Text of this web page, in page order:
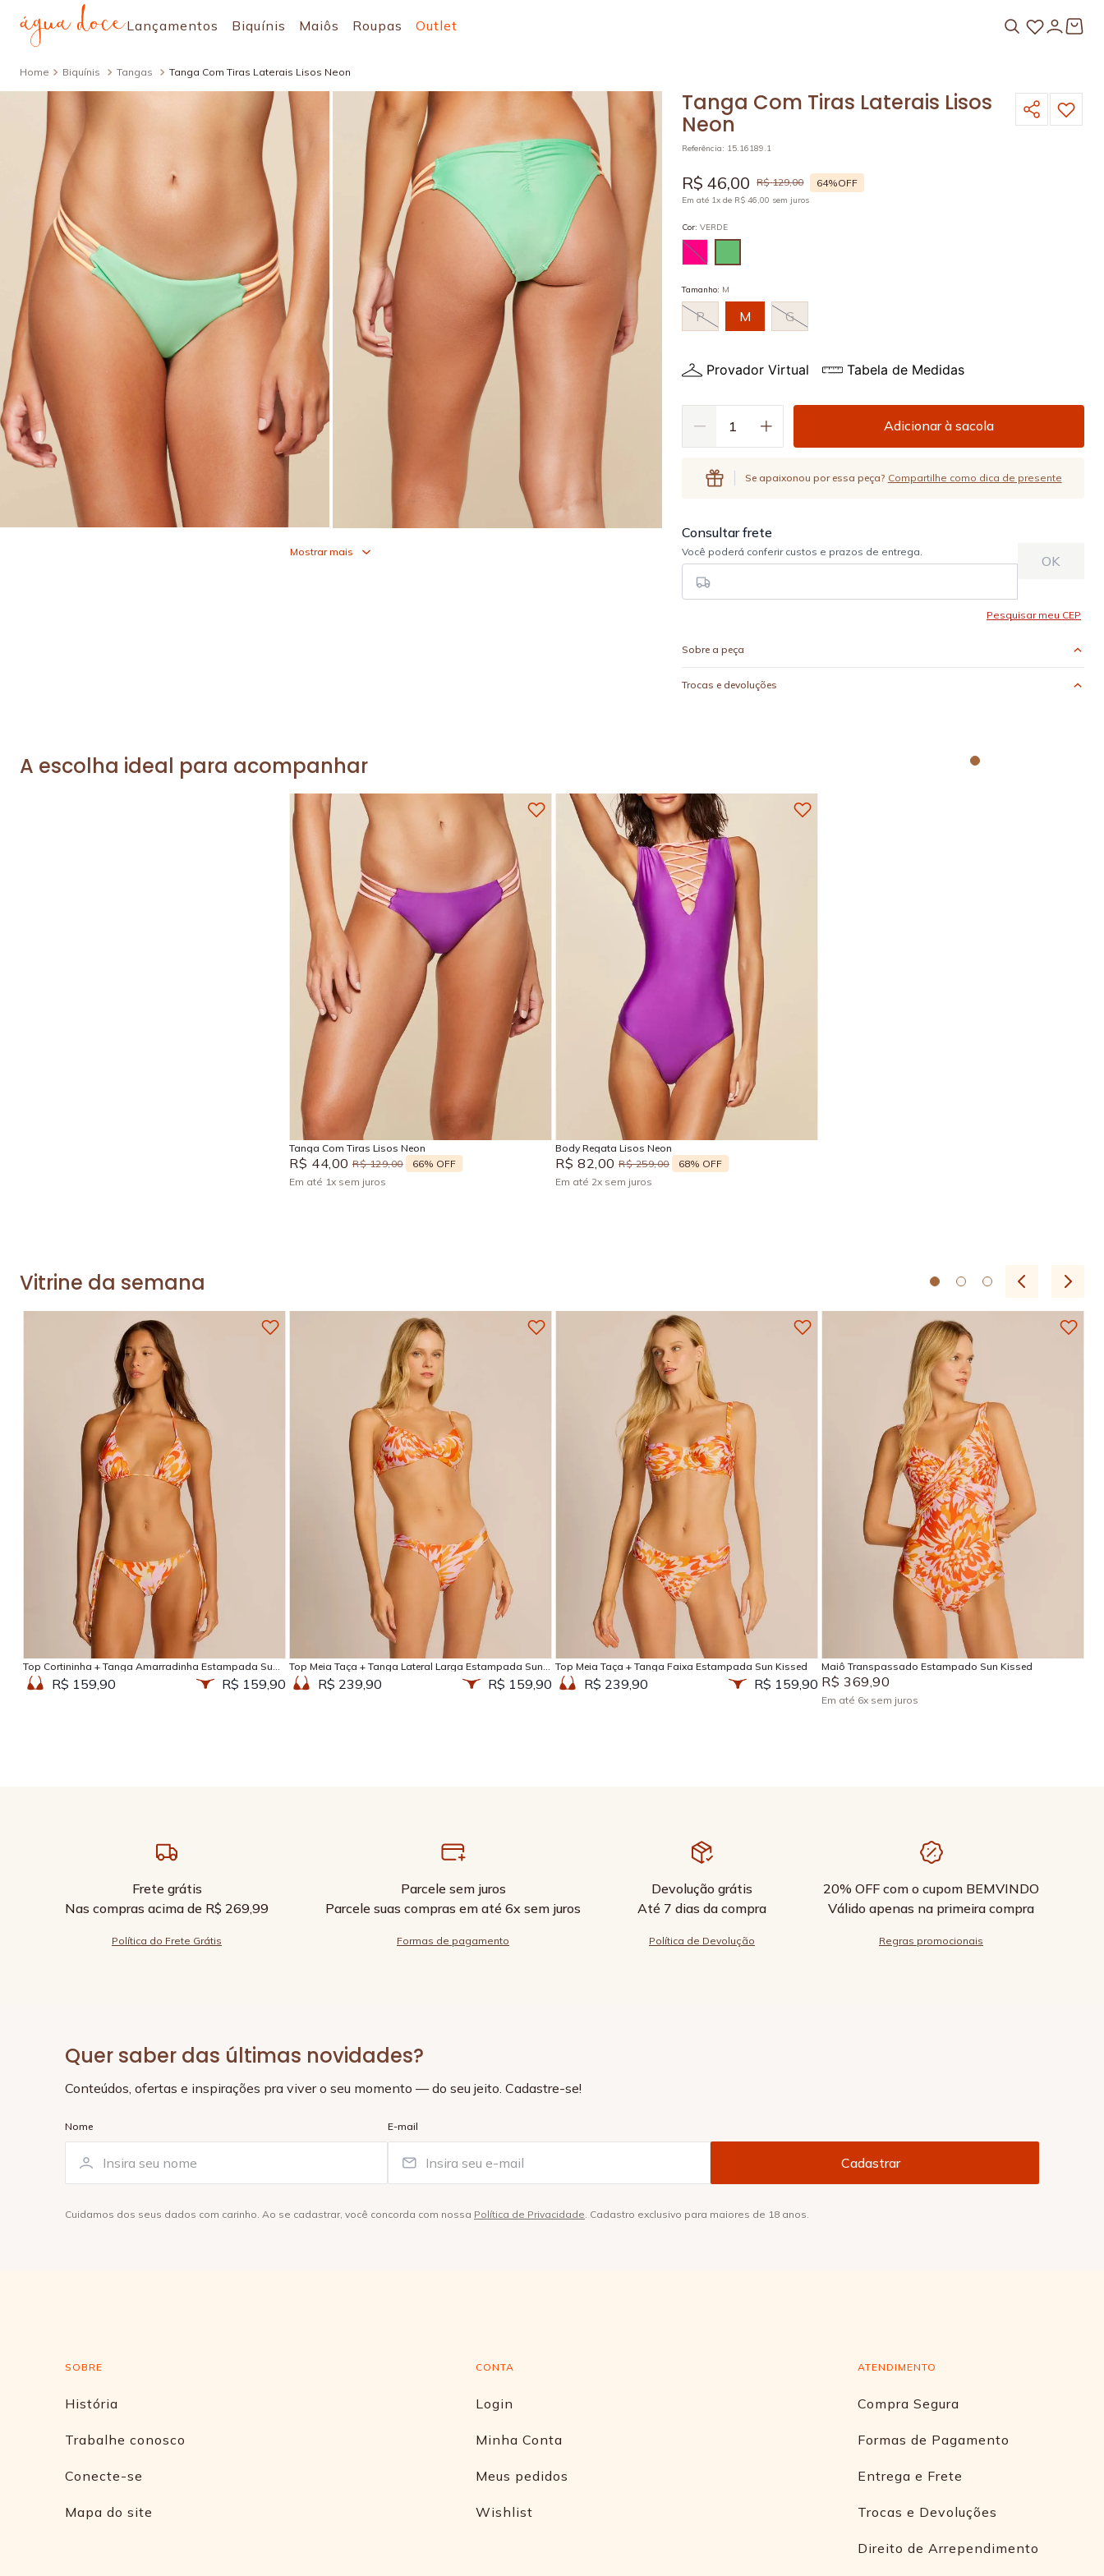
Lançamentos Biquínis Maiôs Roupas Outlet
Biquínis Tangas Tanga Com Tiras Laterais Lisos Neon
Mostrar mais
Tanga Com Tiras Laterais Lisos
Neon
Referência: 15.16189.1
R$ 46,00 R$ 129,00 64%OFF
Em até 1x de R$ 46,00 sem juros
Cor: VERDE
Tamanho: M
P M G
Provador Virtual Tabela de Medidas
Adicionar à sacola
Se apaixonou por essa peça? Compartilhe como dica de presente
Sobre a peça
Trocas e devoluções
A escolha ideal para acompanhar
Tanga Com Tiras Lisos Neon
R$ 44,00 R$ 129,00 66% OFF
Em até 1x sem juros
M G
Adicionar na sacola
Body Regata Lisos Neon
R$ 82,00 R$ 259,00 68% OFF
Em até 2x sem juros
Vitrine da semana
Adicionar na sacola
Top Cortininha + Tanga Amarradinha Estampada Sun
Kissed R$ 159,90 R$ 159,90
Adicionar na sacola
Top Meia Taça + Tanga Lateral Larga Estampada Sun
Kissed R$ 239,90 R$ 159,90
Adicionar na sacola
Top Meia Taça + Tanga Faixa Estampada Sun Kissed
R$ 239,90 R$ 159,90
M G GG
Adicionar na sacola
Maiô Transpassado Estampado Sun Kissed
R$ 369 ,90
Em até 6x sem juros
Frete grátis
Nas compras acima de R$ 269,99
Política do Frete Grátis
Parcele sem juros
Parcele suas compras em até 6x sem juros
Formas de pagamento
Devolução grátis
Até 7 dias da compra
Política de Devolução
20% OFF com o cupom BEMVINDO
Válido apenas na primeira compra
Regras promocionais
Quer saber das últimas novidades?
Conteúdos, ofertas e inspirações pra viver o seu momento — do seu jeito. Cadastre-se!
Nome E-mail
Cuidamos dos seus dados com carinho. Ao se cadastrar, você concorda com nossa Política de Privacidade. Cadastro exclusivo para maiores de 18 anos.
SOBRE
História
Trabalhe conosco
Conecte-se
Mapa do site
CONTA
Login
Minha Conta
Meus pedidos
Wishlist
ATENDIMENTO
Compra Segura
Formas de Pagamento
Entrega e Frete
Trocas e Devoluções
Direito de Arrependimento